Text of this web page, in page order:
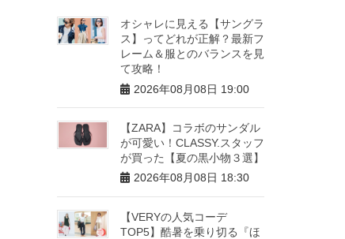
オシャレに見える【サングラ
ス】ってどれが正解？最新フ
レーム＆服とのバランスを見
て攻略！
2026年08月08日 19:00
【ZARA】コラボのサンダル
が可愛い！CLASSY.スタッフ
が買った【夏の黒小物３選】
2026年08月08日 18:30
【VERYの人気コーデ
TOP5】酷暑を乗り切る『ほ